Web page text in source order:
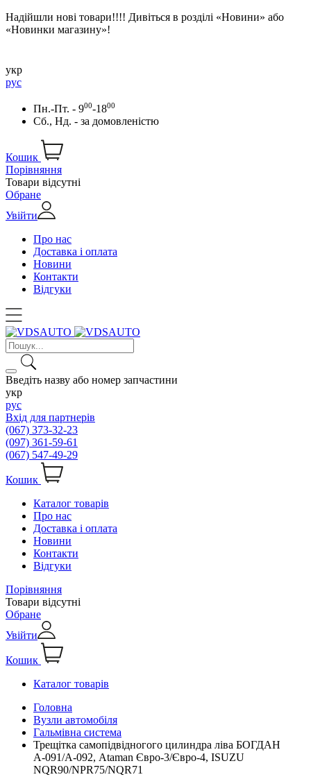
Надійшли нові товари!!!! Дивіться в розділі «Новини» або
«Новинки магазину»!
укр
рус
Пн.-Пт. - 900-1800
Сб., Нд. - за домовленістю
Кошик
Порівняння
Товари відсутні
Обране
Увійти
Про нас
Доставка і оплата
Новини
Контакти
Відгуки
Введіть назву або номер запчастини
укр
рус
Вхід для партнерів
(067) 373-32-23
(097) 361-59-61
(067) 547-49-29
Кошик
Каталог товарів
Про нас
Доставка і оплата
Новини
Контакти
Відгуки
Порівняння
Товари відсутні
Обране
Увійти
Кошик
Каталог товарів
Головна
Вузли автомобіля
Гальмівна система
Трещітка самопiдвiдногого цилиндра лiва БОГДАН
А-091/А-092, Ataman Євро-3/Євро-4, ISUZU
NQR90/NPR75/NQR71